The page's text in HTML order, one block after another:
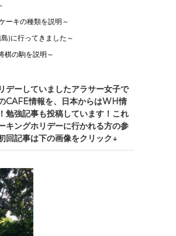
ーキの種類を説明～
)に行ってきました～
棋の駒を説明～
デーしていましたアラサー女子で
CAFE情報を、日本からはWH情
勉強記事も投稿しています！これ
キングホリデーに行かれる方の参
回記事は下の画像をクリック↓